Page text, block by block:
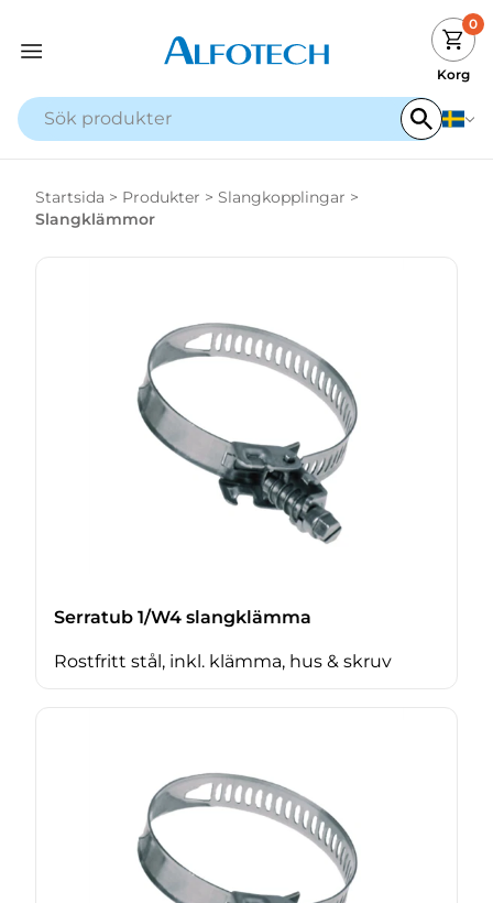
0
Korg
Startsida > Produkter > Slangkopplingar >
Slangklämmor
Serratub 1/W4 slangklämma
Rostfritt stål, inkl. klämma, hus & skruv